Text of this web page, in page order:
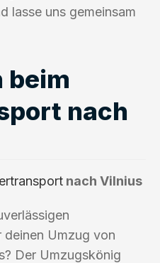
lasse uns gemeinsam
beim
nach
nach Vilnius
deinen Umzug von
Der Umzugskönig